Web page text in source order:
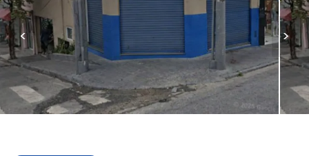
< >